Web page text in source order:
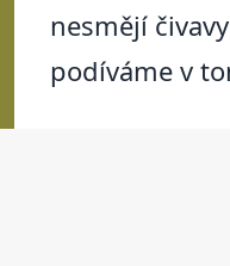
nesmějí
podíváme v